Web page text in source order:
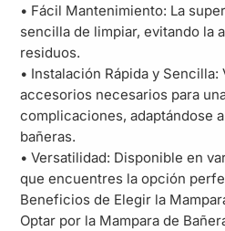
• Fácil Mantenimiento: La
sencilla de limpiar, evitando la
residuos.
• Instalación Rápida y
accesorios necesarios para
complicaciones, adaptándose
bañeras.
• Versatilidad: Disponible en
que encuentres la opción
Beneficios de Elegir la
Optar por la Mampara de